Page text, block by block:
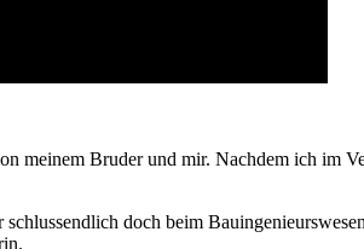
meinem Bruder und mir. Nachdem ich im
doch beim